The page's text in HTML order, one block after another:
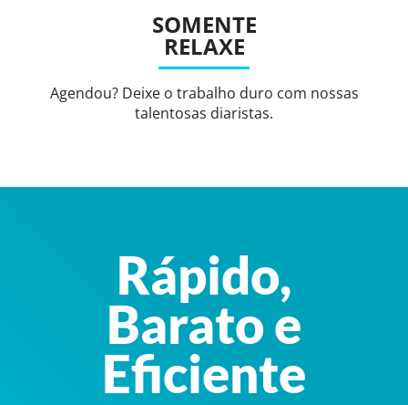
SOMENTE
RELAXE
Agendou? Deixe o trabalho duro com nossas
talentosas diaristas.
Rápido,
Barato e
Eficiente